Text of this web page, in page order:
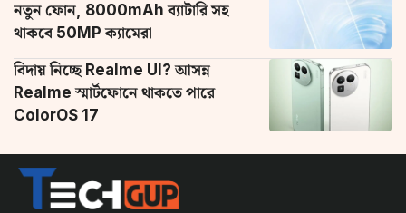
নতুন ফোন, 8000mAh ব্যাটারি সহ
থাকবে 50MP ক্যামেরা
বিদায় নিচ্ছে Realme UI? আসন্ন
Realme স্মার্টফোনে থাকতে পারে
ColorOS 17